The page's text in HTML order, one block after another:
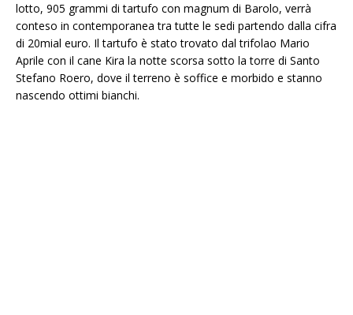
lotto, 905 grammi di tartufo con magnum di Barolo, verrà
conteso in contemporanea tra tutte le sedi partendo dalla cifra
di 20mial euro. Il tartufo è stato trovato dal trifolao Mario
Aprile con il cane Kira la notte scorsa sotto la torre di Santo
Stefano Roero, dove il terreno è soffice e morbido e stanno
nascendo ottimi bianchi.